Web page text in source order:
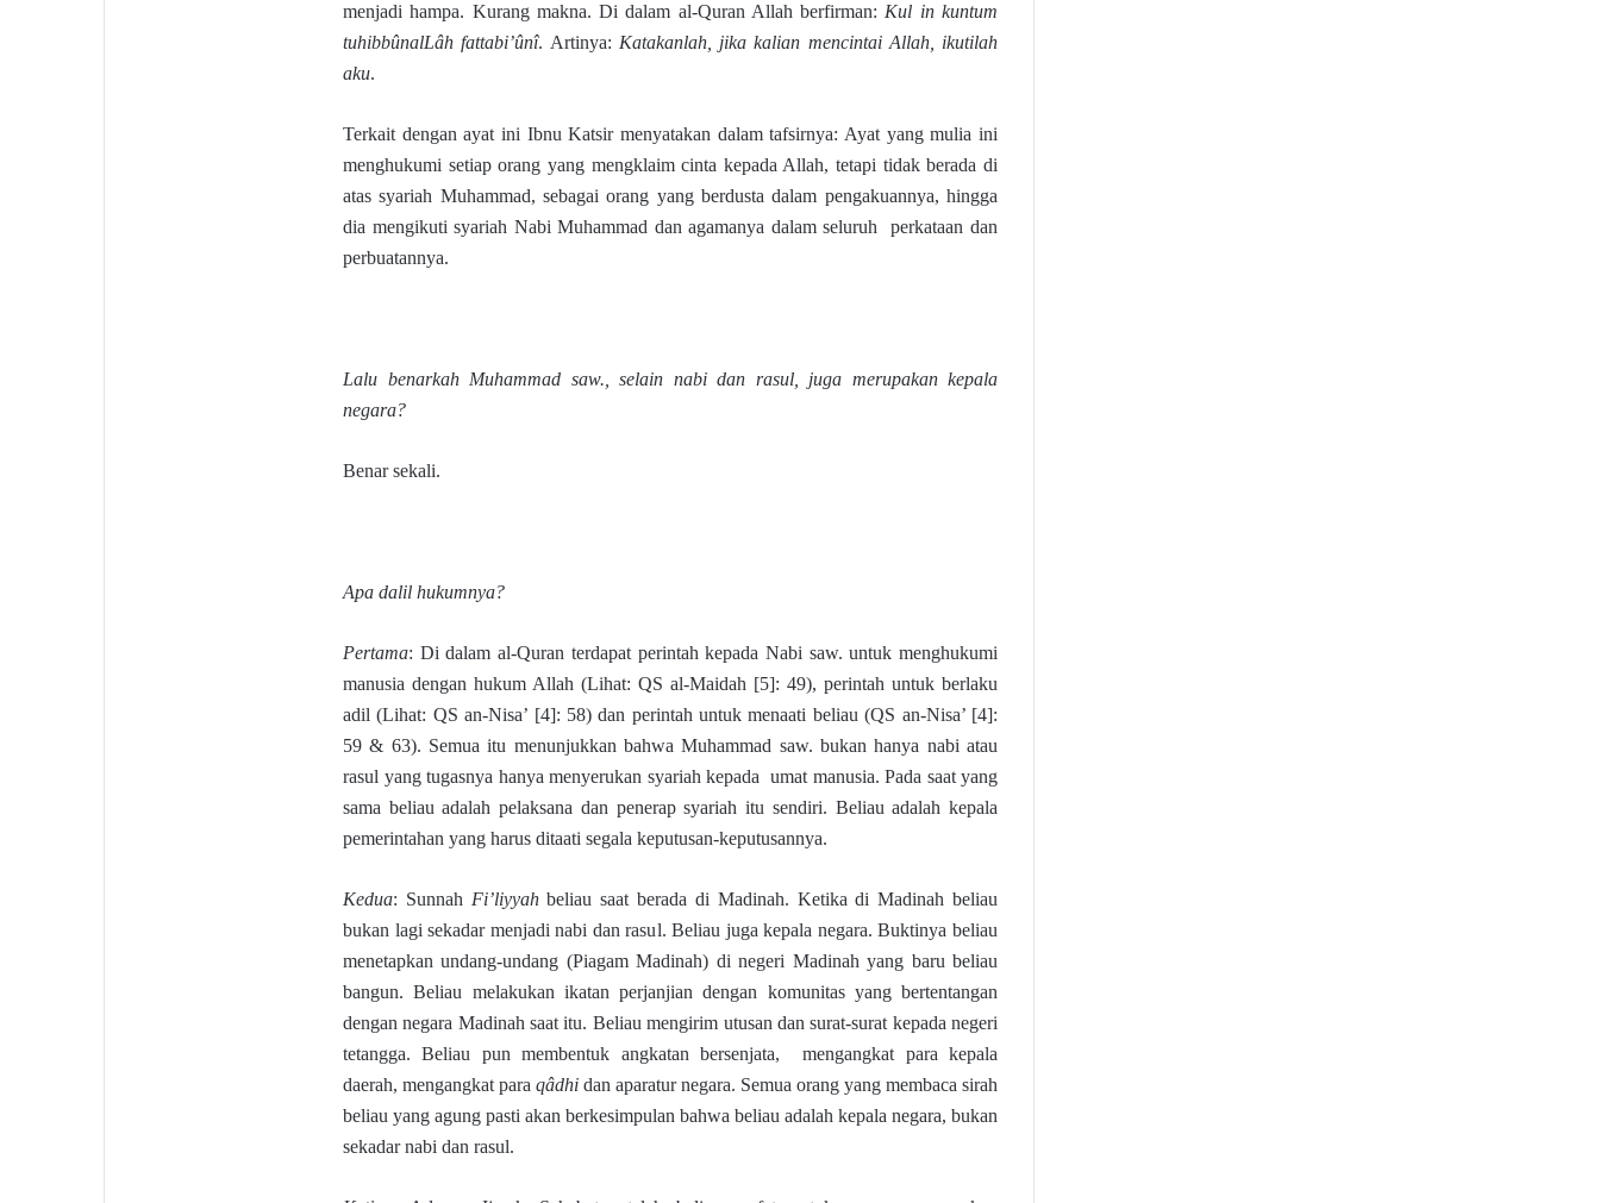
menjadi hampa. Kurang makna. Di dalam al-Quran Allah berfirman:Kul in kuntum
tuhibbûnalLâh fattabi’ûnî. Artinya: Katakanlah, jika kalian mencintai Allah, ikutilah
aku.
Terkait dengan ayat ini Ibnu Katsir menyatakan dalam tafsirnya: Ayat yang mulia ini
menghukumi setiap orang yang mengklaim cinta kepada Allah, tetapi tidak berada di
atas syariah Muhammad, sebagai orang yang berdusta dalam pengakuannya, hingga
dia mengikuti syariah Nabi Muhammad dan agamanya dalam seluruh perkataan dan
perbuatannya.
Lalu benarkah Muhammad saw., selain nabi dan rasul, juga merupakan kepala
negara?
Benar sekali.
Apa dalil hukumnya?
Pertama: Di dalam al-Quran terdapat perintah kepada Nabi saw. untuk menghukumi
manusia dengan hukum Allah (Lihat: QS al-Maidah [5]: 49), perintah untuk berlaku
adil (Lihat: QS an-Nisa’ [4]: 58) dan perintah untuk menaati beliau (QS an-Nisa’ [4]:
59 & 63). Semua itu menunjukkan bahwa Muhammad saw. bukan hanya nabi atau
rasul yang tugasnya hanya menyerukan syariah kepada umat manusia. Pada saat yang
sama beliau adalah pelaksana dan penerap syariah itu sendiri. Beliau adalah kepala
pemerintahan yang harus ditaati segala keputusan-keputusannya.
Kedua: Sunnah Fi’liyyahbeliau saat berada di Madinah. Ketika di Madinah beliau
bukan lagi sekadar menjadi nabi dan rasul. Beliau juga kepala negara. Buktinya beliau
menetapkan undang-undang (Piagam Madinah) di negeri Madinah yang baru beliau
bangun. Beliau melakukan ikatan perjanjian dengan komunitas yang bertentangan
dengan negara Madinah saat itu. Beliau mengirim utusan dan surat-surat kepada negeri
tetangga. Beliau pun membentuk angkatan bersenjata, mengangkat para kepala
daerah, mengangkat para qâdhi dan aparatur negara. Semua orang yang membaca sirah
beliau yang agung pasti akan berkesimpulan bahwa beliau adalah kepala negara, bukan
sekadar nabi dan rasul.